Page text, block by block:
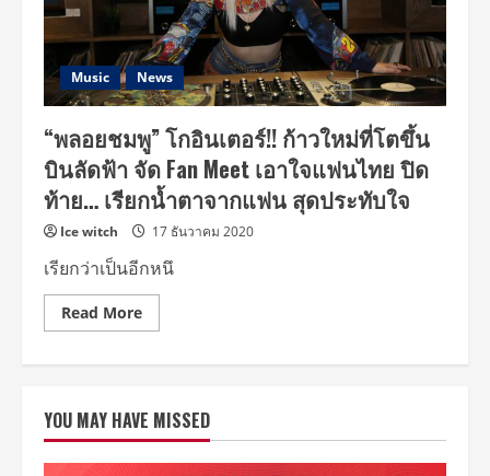
Music News
“พลอยชมพู” โกอินเตอร์!! ก้าวใหม่ที่โตขึ้น
บินลัดฟ้า จัด Fan Meet เอาใจแฟนไทย ปิด
ท้าย… เรียกน้ำตาจากแฟน สุดประทับใจ
Ice witch 17 ธันวาคม 2020
เรียกว่าเป็นอีกหนึ
Read MoreRead
more
ก้าว
ใหม่
ที่
โต
YOU MAY HAVE MISSED